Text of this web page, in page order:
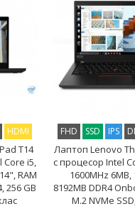
HDMI
T14
Core i5,
RAM
256 GB
FHD SSD IPS
Лаптоп Lenovo
с процесор Intel
1600MHz 6MB,
8192MB DDR4
M.2 NVMe